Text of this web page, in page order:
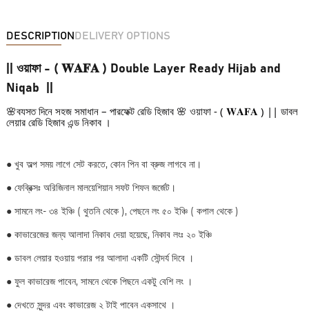
DESCRIPTION DELIVERY OPTIONS
|| ওয়াফা - ( 𝐖𝐀𝐅𝐀 ) Double Layer Ready Hijab and
Niqab ||
🌸ব্যস্ত দিনে সহজ সমাধান – পারফেক্ট রেডি হিজাব 🌸 ওয়াফা - ( 𝐖𝐀𝐅𝐀 ) || ডাবল
লেয়ার রেডি হিজাব এন্ড নিকাব ।
●খুব অল্প সময় লাগে সেট করতে, কোন পিন বা ব্রুজ লাগবে না।
●ফেব্রিক্সঃ অরিজিনাল মালয়েশিয়ান সফট শিফন জর্জেট।
●সামনে লং- ৩৪ ইঞ্চি ( থুতনি থেকে ), পেছনে লং ৫০ ইঞ্চি ( কপাল থেকে )
● কাভারেজের জন্য আলাদা নিকাব দেয়া হয়েছে, নিকাব লংঃ ২০ ইঞ্চি
●ডাবল লেয়ার হওয়ায় পরার পর আলাদা একটি সৌন্দর্য দিবে ।
●ফুল কাভারেজ পাবেন, সামনে থেকে পিছনে একটু বেশি লং ।
●দেখতে সুন্দর এবং কাভারেজ ২ টাই পাবেন একসাথে ।